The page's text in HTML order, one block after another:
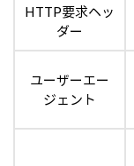
HTTP要求ヘッ
ダー
ユーザーエー
ジェント